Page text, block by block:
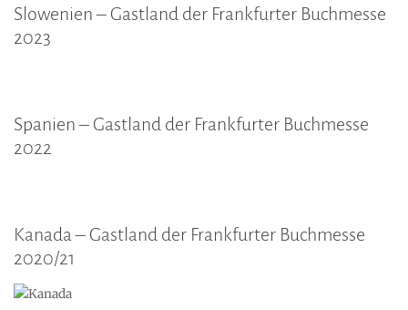
Slowenien – Gastland der Frankfurter Buchmesse
2023
Spanien – Gastland der Frankfurter Buchmesse
2022
Kanada – Gastland der Frankfurter Buchmesse
2020/21